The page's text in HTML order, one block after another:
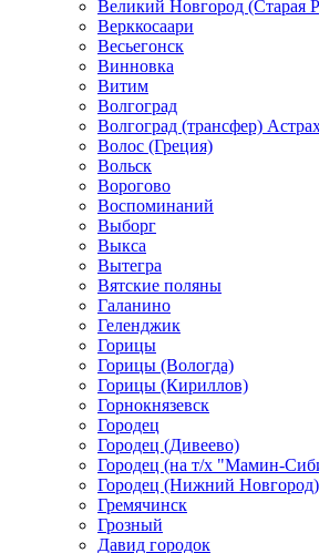
Великий Новгород (Старая
Верккосаари
Весьегонск
Винновка
Витим
Волгоград
Волгоград (трансфер)
Волос (Греция)
Вольск
Ворогово
Воспоминаний
Выборг
Выкса
Вытегра
Вятские поляны
Галанино
Геленджик
Горицы
Горицы (Вологда)
Горицы (Кириллов)
Горнокнязевск
Городец
Городец (Дивеево)
Городец (на т/х "Мамин-
Городец (Нижний Новгород)
Гремячинск
Грозный
Давид городок